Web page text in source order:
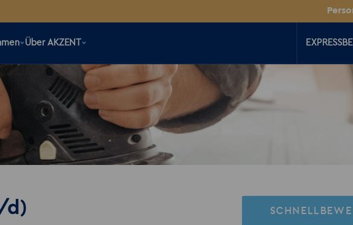
Über AKZENT
d)